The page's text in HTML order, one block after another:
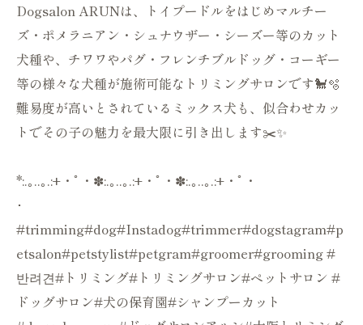
Dogsalon ARUNは、トイプードルをはじめマルチー
ズ・ポメラニアン・シュナウザー・シーズー等のカット
犬種や、チワワやパグ・フレンチブルドッグ・コーギー
等の様々な犬種が施術可能なトリミングサロンです🐩🫧
難易度が高いとされているミックス犬も、似合わせカッ
トでその子の魅力を最大限に引き出します✂️✨
*:.｡..｡.:+・ﾟ・✽:.｡..｡.:+・ﾟ・✽:.｡..｡.:+・ﾟ・
･
#trimming#dog#Instadog#trimmer#dogstagram#p
etsalon#petstylist#petgram#groomer#grooming #
반려견#トリミング#トリミングサロン#ペットサロン #
ドッグサロン#犬の保育園#シャンプーカット